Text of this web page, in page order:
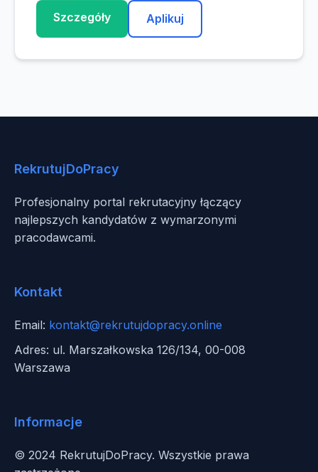
Szczegóły Aplikuj
RekrutujDoPracy
Profesjonalny portal rekrutacyjny łączący
najlepszych kandydatów z wymarzonymi
pracodawcami.
Kontakt
Email: kontakt@rekrutujdopracy.online
Adres: ul. Marszałkowska 126/134, 00-008
Warszawa
Informacje
© 2024 RekrutujDoPracy. Wszystkie prawa